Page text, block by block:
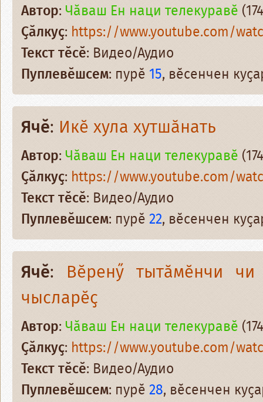
Автор: Чӑваш Ен наци телекуравӗ
Ҫӑлкуҫ: https://www.youtube.com/
Текст тӗсӗ: Видео/Аудио
Пуплевӗшсем: пурӗ 15, вӗсенчен
Ячӗ: Икӗ хула хутшӑнать
Автор: Чӑваш Ен наци телекуравӗ
Ҫӑлкуҫ: https://www.youtube.com/
Текст тӗсӗ: Видео/Аудио
Пуплевӗшсем: пурӗ22, вӗсенчен
Ячӗ: Вӗренӳ тытӑмӗнчи чи
чысларӗҫ
Автор: Чӑваш Ен наци телекуравӗ
Ҫӑлкуҫ: https://www.youtube.com/
Текст тӗсӗ: Видео/Аудио
Пуплевӗшсем: пурӗ28, вӗсенчен